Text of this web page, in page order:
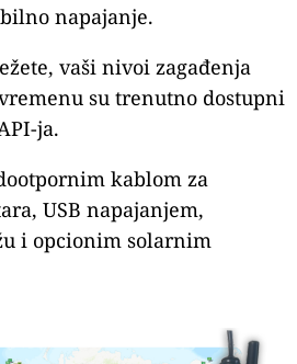
napajanje.
vaši nivoi zagađenja
su trenutno dostupni
ja.
kablom za
USB napajanjem,
i opcionim solarnim